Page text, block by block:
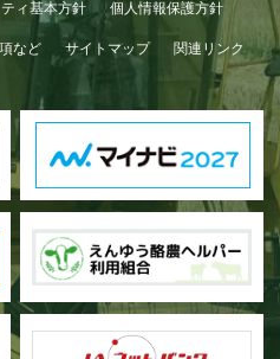
ィ基本方針 個人情報保護方針
など サイトマップ 関連リンク